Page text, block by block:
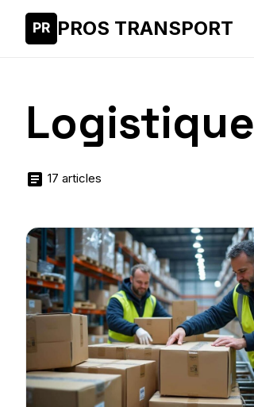
PROS TRANSPORT
Logistique
17 articles